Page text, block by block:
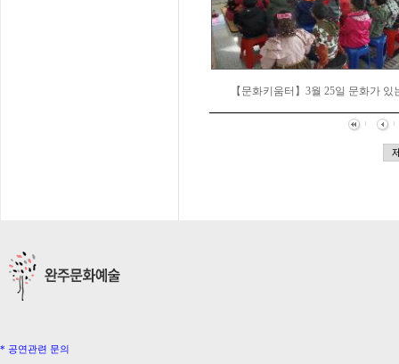
【문화키움터】3월 25일 문화가 있
* 공연관련 문의